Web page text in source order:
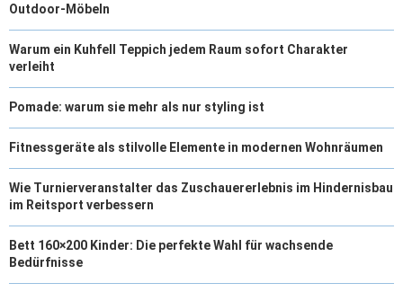
Outdoor-Möbeln
Warum ein Kuhfell Teppich jedem Raum sofort Charakter
verleiht
Pomade: warum sie mehr als nur styling ist
Fitnessgeräte als stilvolle Elemente in modernen Wohnräumen
Wie Turnierveranstalter das Zuschauererlebnis im Hindernisbau
im Reitsport verbessern
Bett 160×200 Kinder: Die perfekte Wahl für wachsende
Bedürfnisse